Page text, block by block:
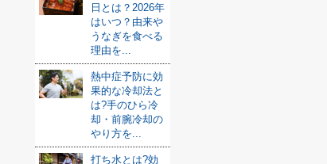
日とは？2026年
はいつ？由来や
うなぎを食べる
理由を...
熱中症予防に効
果的な冷却法と
は?手のひら冷
却・前腕冷却の
やり方を...
打ち水とは?効